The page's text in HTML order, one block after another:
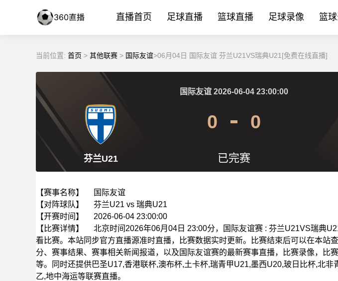
直播首页 足球直播 篮球直播 足球录像 篮
当前位置: 首页 > 其他联赛 > 国际友谊>06月04日 国际友谊 芬兰U21VS瑞典U21[免费在线直播]
芬兰U21
国际友谊 2026-06-04 23:00:00
0 0
已完赛
【赛事名称】
国际友谊
【对阵球队】
芬兰U21 vs 瑞典U21
【开赛时间】
2026-06-04 23:00:00
【比赛详情】
北京时间2026年06月04日 23:00分，国际友谊赛 : 芬兰U21VS瑞典
看比赛。本站同步官方直播源准时直播，比赛数据实时更新。比赛结束后可以在本站
分、赛事结果、赛事相关新闻报道，以及国际友谊赛的最新赛事直播，比赛录像，比
等。同时还提供巴圣U17,香港联杯,澳布杯,土卡杯,瑞青甲U21,墨西U20,玻日比杯,北非
乙,地中海运等联赛直播。